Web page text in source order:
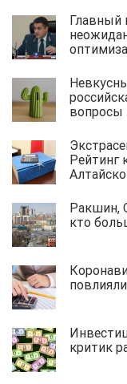
Главный
вопросы
Рейтинг
Ракшин,
кто
критик